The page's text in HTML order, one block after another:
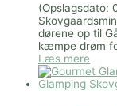
(Opslagsdato:
dørene op til
kæmpe drøm
Læs mere